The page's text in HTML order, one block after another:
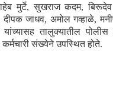
मुर्टे, सुखराज कदम, बिरूदेव
जाधव, अमोल गव्हाळे,
तालुक्यातील पोलीस
कर्मचारी संख्येने उपस्थित होते.